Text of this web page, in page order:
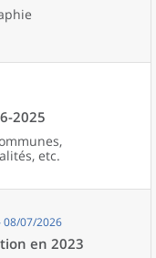
2025
etc.
08/07/2026
en 2023